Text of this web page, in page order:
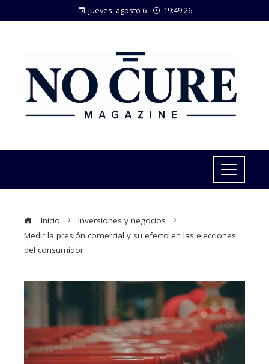
jueves, agosto 6 19:49:27
Inicio
Inversiones y negocios
Medir la presión comercial y su efecto en las elecciones
del consumidor